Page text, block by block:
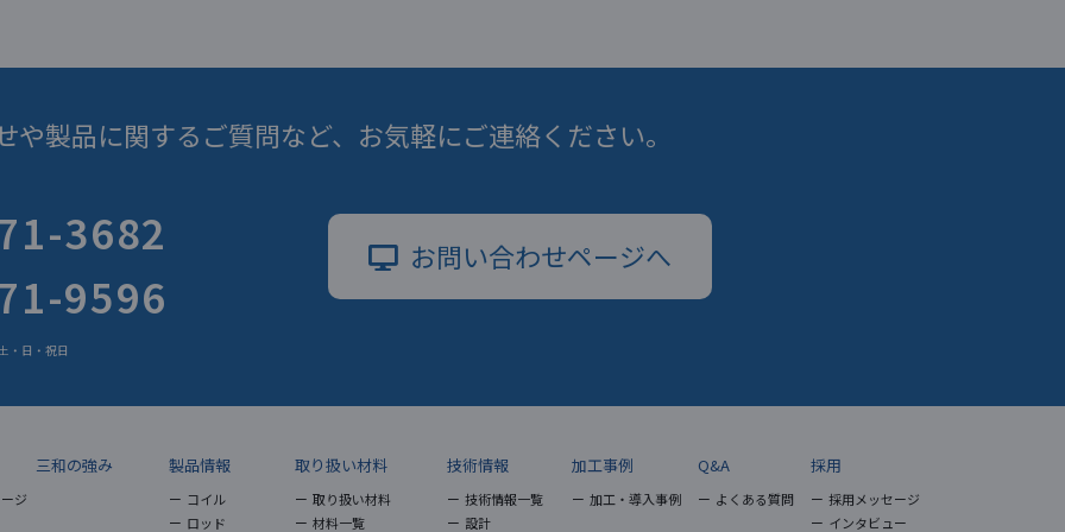
や製品に関するご質問など、 お気軽にご連絡ください。
お問い合わせページへ
3682
9596
・日・祝日
ジ
三和の強み 製品情報
コイル
ロッド
取り扱い材料
取り扱い材料
材料一覧
技術情報
技術情報一覧
設計
加工事例
加工・導入事例
Q&A
よくある質問
採用
採用メッセージ
インタビュー